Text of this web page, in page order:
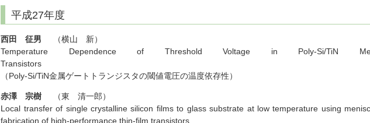
平成27年度
西田 征男 （横山 新）
Temperature Dependence of Threshold Voltage in Poly-Si/TiN
Transistors
（Poly-Si/TiN金属ゲートトランジスタの閾値電圧の温度依存性）
赤澤 宗樹 （東 清一郎）
Local transfer of single crystalline silicon films to glass substrate at low temperature using
fabrication of high-performance thin-film transistors